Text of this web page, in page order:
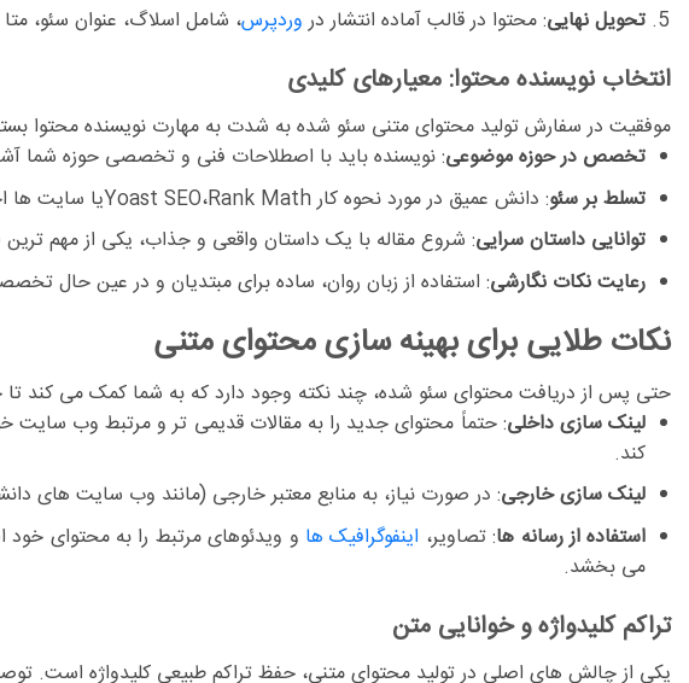
تحویل نهایی:محتوا در قالب آماده انتشار دروردپرس، شامل اسلاگ، عنوان سئو،
انتخاب نویسنده محتوا: معیارهای کلیدی
موفقیت درسفارش تولید محتوای متنی سئو شدهبه شدت به مهارت نویسنده محتوا
تخصص در حوزه موضوعی:نویسنده باید با اصطلاحات فنی و تخصصی حوزه شما
تسلط بر سئو:دانش عمیق در مورد نحوه کار Yoast SEO،Rank Mathیا سایت ها اختصاصی
توانایی داستان سرایی:شروع مقاله با یک داستان واقعی و جذاب، یکی از مهم ترین
رعایت نکات نگارشی:استفاده از زبان روان، ساده برای مبتدیان و در عین حال
نکات طلایی برای بهینه سازی محتوای متنی
حتی پس از دریافت محتوای سئو شده، چند نکته وجود دارد که به شما کمک می کند تا
لینک سازی داخلی:حتماً محتوای جدید را به مقالات قدیمی تر و مرتبط وب سایت
کند.
لینک سازی خارجی:در صورت نیاز، به منابع معتبر خارجی (مانند وب سایت های
استفاده از رسانه ها:تصاویر، اینفوگرافیک ها و ویدئوهای مرتبط را به محتوای خود
می بخشد.
تراکم کلیدواژه و خوانایی متن
یکی از چالش های اصلی درتولید محتوای متنی، حفظ تراکم طبیعی کلیدواژه است.